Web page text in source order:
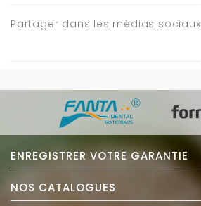
Partager dans les médias sociaux
ENREGISTRER VOTRE GARANTIE
NOS CATALOGUES